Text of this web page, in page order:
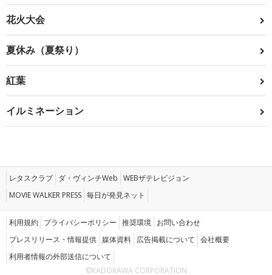
花火大会
夏休み（夏祭り）
紅葉
イルミネーション
レタスクラブ ダ・ヴィンチWeb WEBザテレビジョン
MOVIE WALKER PRESS 毎日が発見ネット
利用規約 プライバシーポリシー 推奨環境 お問い合わせ
プレスリリース・情報提供 媒体資料 広告掲載について 会社概要
利用者情報の外部送信について
©KADOKAWA CORPORATION